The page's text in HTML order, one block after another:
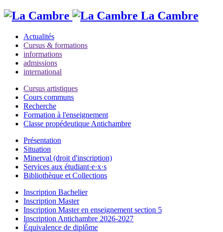
La Cambre
Actualités
Cursus & formations
informations
admissions
international
Cursus artistiques
Cours communs
Recherche
Formation à l'enseignement
Classe propédeutique Antichambre
Présentation
Situation
Minerval (droit d'inscription)
Services aux étudiant·e·x·s
Bibliothèque et Collections
Inscription Bachelier
Inscription Master
Inscription Master en enseignement section 5
Inscription Antichambre 2026-2027
Équivalence de diplôme